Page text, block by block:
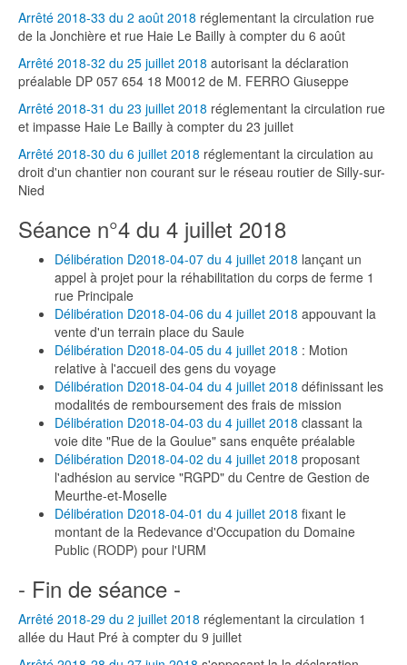
Arrêté 2018-33 du 2 août 2018 réglementant la circulation rue
de la Jonchière et rue Haie Le Bailly à compter du 6 août
Arrêté 2018-32 du 25 juillet 2018 autorisant la déclaration
préalable DP 057 654 18 M0012 de M. FERRO Giuseppe
Arrêté 2018-31 du 23 juillet 2018 réglementant la circulation rue
et impasse Haie Le Bailly à compter du 23 juillet
Arrêté 2018-30 du 6 juillet 2018 réglementant la circulation au
droit d'un chantier non courant sur le réseau routier de Silly-sur-
Nied
Séance n°4 du 4 juillet 2018
Délibération D2018-04-07 du 4 juillet 2018 lançant un
appel à projet pour la réhabilitation du corps de ferme 1
rue Principale
Délibération D2018-04-06 du 4 juillet 2018 appouvant la
vente d'un terrain place du Saule
Délibération D2018-04-05 du 4 juillet 2018 : Motion
relative à l'accueil des gens du voyage
Délibération D2018-04-04 du 4 juillet 2018 définissant les
modalités de remboursement des frais de mission
Délibération D2018-04-03 du 4 juillet 2018 classant la
voie dite "Rue de la Goulue" sans enquête préalable
Délibération D2018-04-02 du 4 juillet 2018 proposant
l'adhésion au service "RGPD" du Centre de Gestion de
Meurthe-et-Moselle
Délibération D2018-04-01 du 4 juillet 2018 fixant le
montant de la Redevance d'Occupation du Domaine
Public (RODP) pour l'URM
- Fin de séance -
Arrêté 2018-29 du 2 juillet 2018 réglementant la circulation 1
allée du Haut Pré à compter du 9 juillet